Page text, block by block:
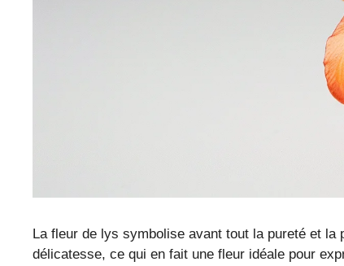
La fleur de lys symbolise avant tout la pureté et
délicatesse, ce qui en fait une fleur idéale pour